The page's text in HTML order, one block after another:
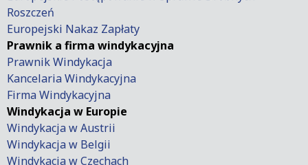
Roszczeń
Europejski Nakaz Zapłaty
Prawnik a firma windykacyjna
Prawnik Windykacja
Kancelaria Windykacyjna
Firma Windykacyjna
Windykacja w Europie
Windykacja w Austrii
Windykacja w Belgii
Windykacja w Czechach